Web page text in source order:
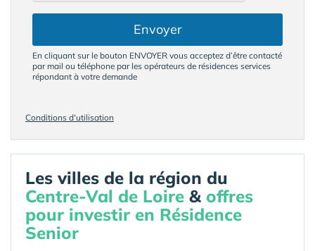
Envoyer
En cliquant sur le bouton ENVOYER vous acceptez d’être contacté
par mail ou téléphone par les opérateurs de résidences services
répondant à votre demande
Conditions d'utilisation
Les villes de la région du
Centre-Val de Loire & offres
pour investir en Résidence
Senior